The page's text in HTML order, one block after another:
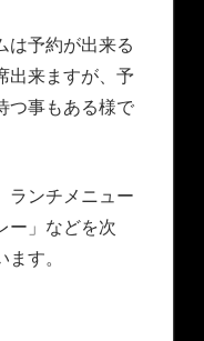
は予約が出来る
出来ますが、予
つ事もある様で
ランチメニュー
ー」などを次
す。